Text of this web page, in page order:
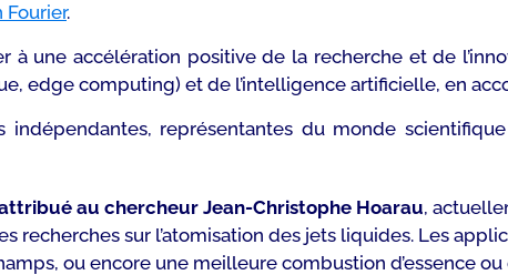
Fourier.
à une accélération positive de la recherche et de
edge computing) et de l’intelligence artificielle, en
indépendantes, représentantes du monde
au chercheur Jean-Christophe Hoarau,
recherches sur l’atomisation des jets liquides. Les
ou encore une meilleure combustion d’essence